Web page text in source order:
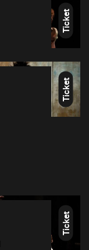
Ticket
Ticket
Ticket